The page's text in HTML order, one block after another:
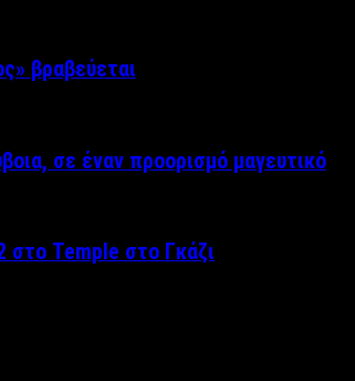
βραβεύεται
σε έναν προορισμό μαγευτικό
στο Temple στο Γκάζι